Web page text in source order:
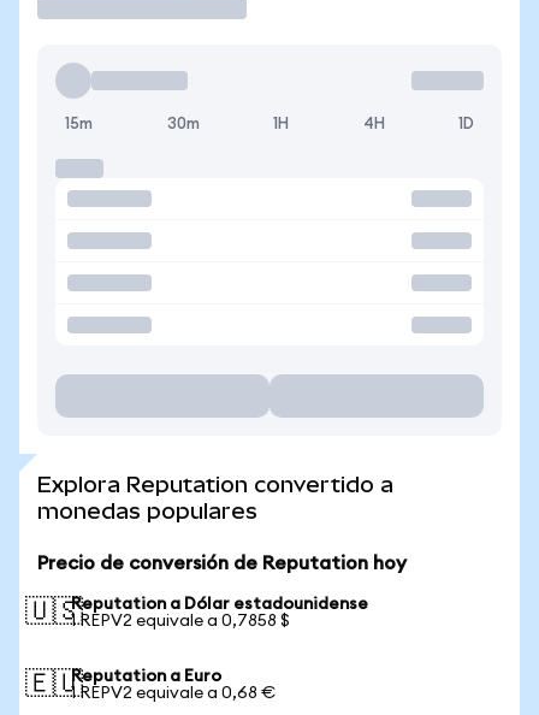
15m 30m 1H 4H 1D
Explora Reputation convertido a
monedas populares
Precio de conversión de Reputation hoy
🇺🇸Reputation a Dólar estadounidense
1 REPV2 equivale a 0,7858 $
🇪🇺Reputation a Euro
1 REPV2 equivale a 0,68 €